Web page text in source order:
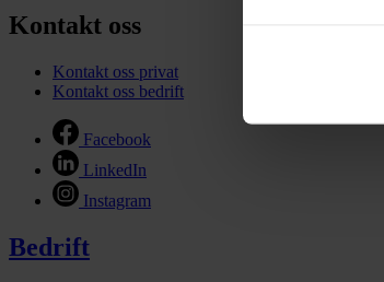
Kontakt oss
Kontakt oss privat
Kontakt oss bedrift
Facebook
LinkedIn
Instagram
Bedrift